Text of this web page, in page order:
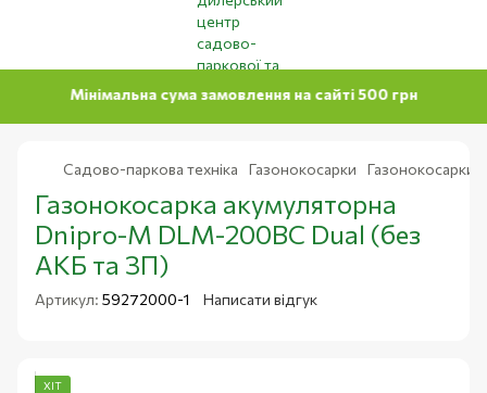
Мінімальна сума замовлення на сайті 500 грн
Садово-паркова техніка Газонокосарки Газонокосарки
Газонокосарка акумуляторна
Dnipro-M DLM-200BC Dual (без
АКБ та ЗП)
Артикул: 59272000-1 Написати відгук
ХІТ